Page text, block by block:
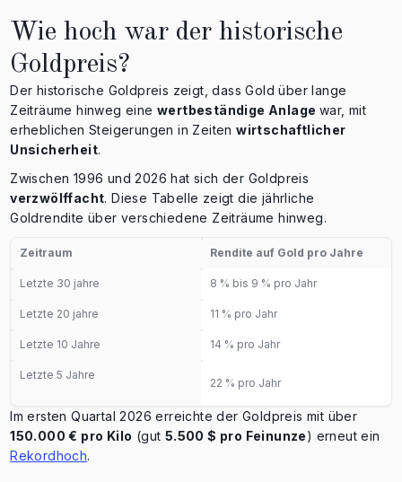
Wie hoch war der historische
Goldpreis?
Der historische Goldpreis zeigt, dass Gold über lange
Zeiträume hinweg eine wertbeständige Anlage war, mit
erheblichen Steigerungen in Zeitenwirtschaftlicher
Unsicherheit.
Zwischen 1996 und 2026 hat sich der Goldpreis
verzwölffacht. Diese Tabelle zeigt die jährliche
Goldrendite über verschiedene Zeiträume hinweg.
Zeitraum Rendite auf Gold pro Jahre
Letzte 30 jahre 8 % bis 9 % pro Jahr
Letzte 20 jahre 11 % pro Jahr
Letzte 10 Jahre 14 % pro Jahr
Letzte 5 Jahre
22 % pro Jahr
Im ersten Quartal 2026 erreichte der Goldpreis mit über
150.000 € pro Kilo (gut 5.500 $ pro Feinunze) erneut ein
Rekordhoch.